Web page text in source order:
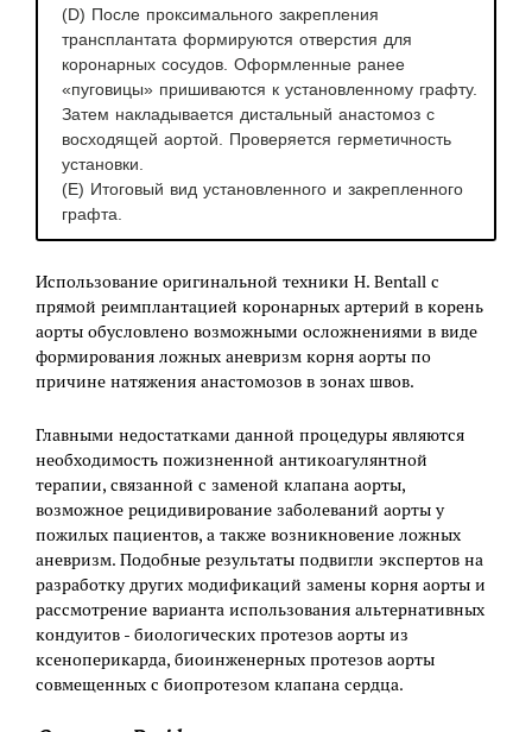
(D) После проксимального закрепления
трансплантата формируются отверстия для
коронарных сосудов. Оформленные ранее
«пуговицы» пришиваются к установленному графту.
Затем накладывается дистальный анастомоз с
восходящей аортой. Проверяется герметичность
установки.
(E) Итоговый вид установленного и закрепленного
графта.
Использование оригинальной техники H. Bentall с
прямой реимплантацией коронарных артерий в корень
аорты обусловлено возможными осложнениями в виде
формирования ложных аневризм корня аорты по
причине натяжения анастомозов в зонах швов.
Главными недостатками данной процедуры являются
необходимость пожизненной антикоагулянтной
терапии, связанной с заменой клапана аорты,
возможное рецидивирование заболеваний аорты у
пожилых пациентов, а также возникновение ложных
аневризм. Подобные результаты подвигли экспертов на
разработку других модификаций замены корня аорты и
рассмотрение варианта использования альтернативных
кондуитов - биологических протезов аорты из
ксеноперикарда, биоинженерных протезов аорты
совмещенных с биопротезом клапана сердца.